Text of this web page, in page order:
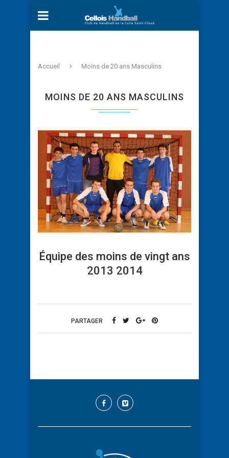
Accueil Moins de 20 ans Masculins
MOINS DE 20 ANS MASCULINS
Équipe des moins de vingt ans
2013 2014
PARTAGER